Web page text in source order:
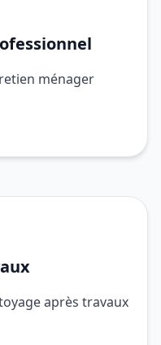
ménager
après travaux